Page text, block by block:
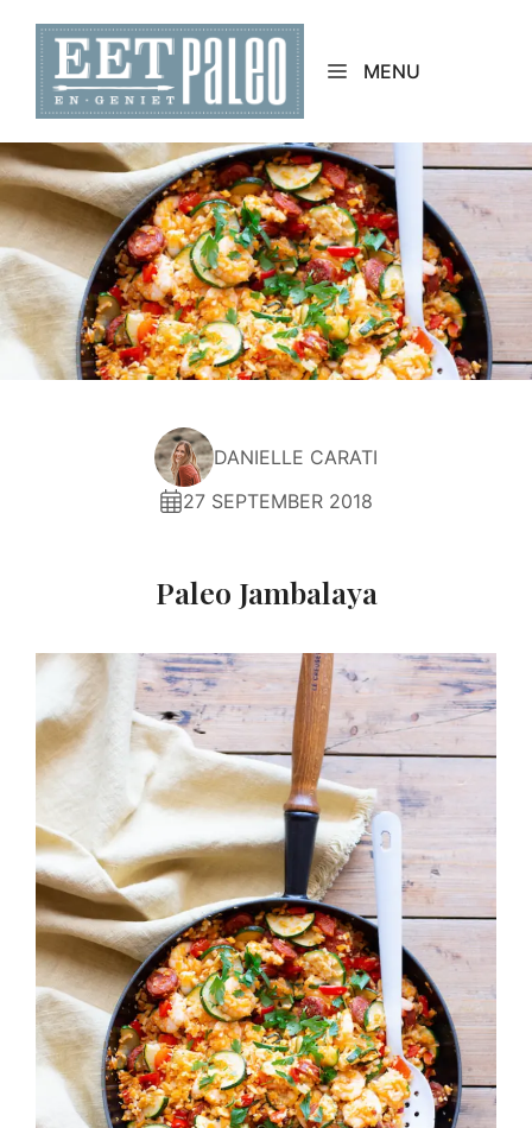
content
MENU
DANIELLE CARATI
27 SEPTEMBER 2018
Paleo Jambalaya